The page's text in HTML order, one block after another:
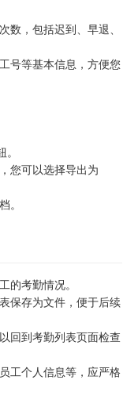
数，包括迟到、早退、
号等基本信息，方便您
您可以选择导出为
。
的考勤情况。
保存为文件，便于后续
回到考勤列表页面检查
工个人信息等，应严格